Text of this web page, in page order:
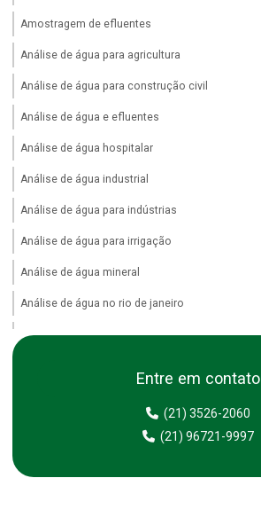
Amostragem de efluentes
Análise de água para agricultura
Análise de água para construção civil
Análise de água e efluentes
Análise de água hospitalar
Análise de água industrial
Análise de água para indústrias
Análise de água para irrigação
Análise de água mineral
Análise de água no rio de janeiro
Análise de água no rj
Análise de água purificada
Entre em contato
(21) 3526-2060
(21) 96721-9997